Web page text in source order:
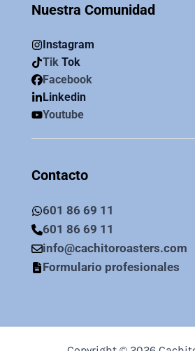
Nuestra Comunidad
Instagram
Tik Tok
Facebook
Linkedin
Youtube
Contacto
601 86 69 11
601 86 69 11
info@cachitoroasters.com
Formulario profesionales